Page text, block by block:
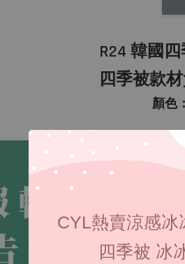
CYL熱賣涼感
四季被 冰
- +
R24 韓國
四季被款
顏色